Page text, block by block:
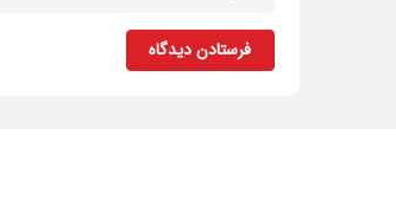
فرستادن دیدگاه